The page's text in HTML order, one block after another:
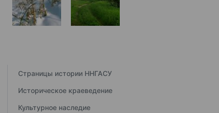
Страницы истории ННГАСУ
Историческое краеведение
Культурное наследие